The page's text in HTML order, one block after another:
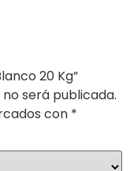
20 Kg”
será publicada.
con *